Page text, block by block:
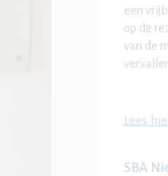
een
op de
van de
Lees
SBA